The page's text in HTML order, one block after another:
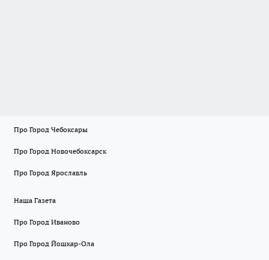
Про Город Чебоксары
Про Город Новочебоксарск
Про Город Ярославль
Наша Газета
Про Город Иваново
Про Город Йошкар-Ола